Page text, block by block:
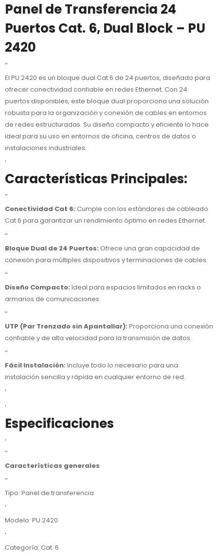
Panel de Transferencia 24
Puertos Cat. 6, Dual Block – PU
2420
''
El PU 2420 es un bloque dual Cat 6 de 24 puertos, diseñado para
ofrecer conectividad confiable en redes Ethernet. Con 24
puertos disponibles, este bloque dual proporciona una solución
robusta para la organización y conexión de cables en entornos
de redes estructuradas. Su diseño compacto y eficiente lo hace
ideal para su uso en entornos de oficina, centros de datos o
instalaciones industriales.
'
Características Principales:
''
Conectividad Cat 6: Cumple con los estándares de cableado
Cat 6 para garantizar un rendimiento óptimo en redes Ethernet.
''
Bloque Dual de 24 Puertos: Ofrece una gran capacidad de
conexión para múltiples dispositivos y terminaciones de cables.
''
Diseño Compacto: Ideal para espacios limitados en racks o
armarios de comunicaciones.
''
UTP (Par Trenzado sin Apantallar): Proporciona una conexión
confiable y de alta velocidad para la transmisión de datos.
''
Fácil Instalación: Incluye todo lo necesario para una
instalación sencilla y rápida en cualquier entorno de red.
'
'
Especificaciones
'
''
Características generales
''
Tipo: Panel de transferencia
'
Modelo: PU 2420
'
Categoría: Cat. 6